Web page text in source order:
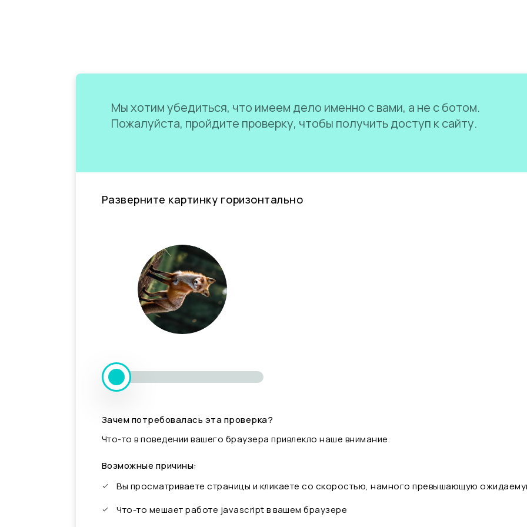
Мы хотим убедиться, что имеем дело именно с вами, а не с ботом.
Пожалуйста, пройдите проверку, чтобы получить доступ к сайту.
Разверните картинку горизонтально
Зачем потребовалась эта проверка?
Что-то в поведении вашего браузера привлекло наше внимание.
Возможные причины:
Вы просматриваете страницы и кликаете со скоростью, намного превышающую
Что-то мешает работе javascript в вашем браузере